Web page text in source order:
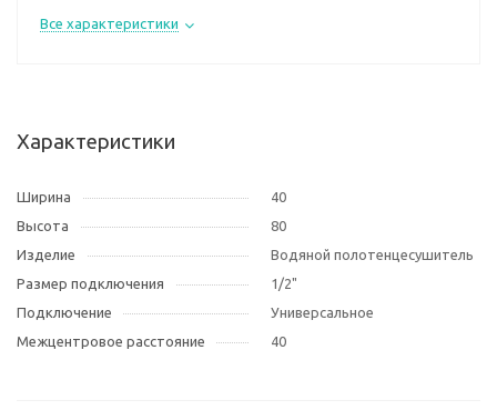
Все характеристики
Характеристики
Ширина
40
Высота
80
Изделие
Водяной полотенцесушитель
Размер подключения
1/2"
Подключение
Универсальное
Межцентровое расстояние
40